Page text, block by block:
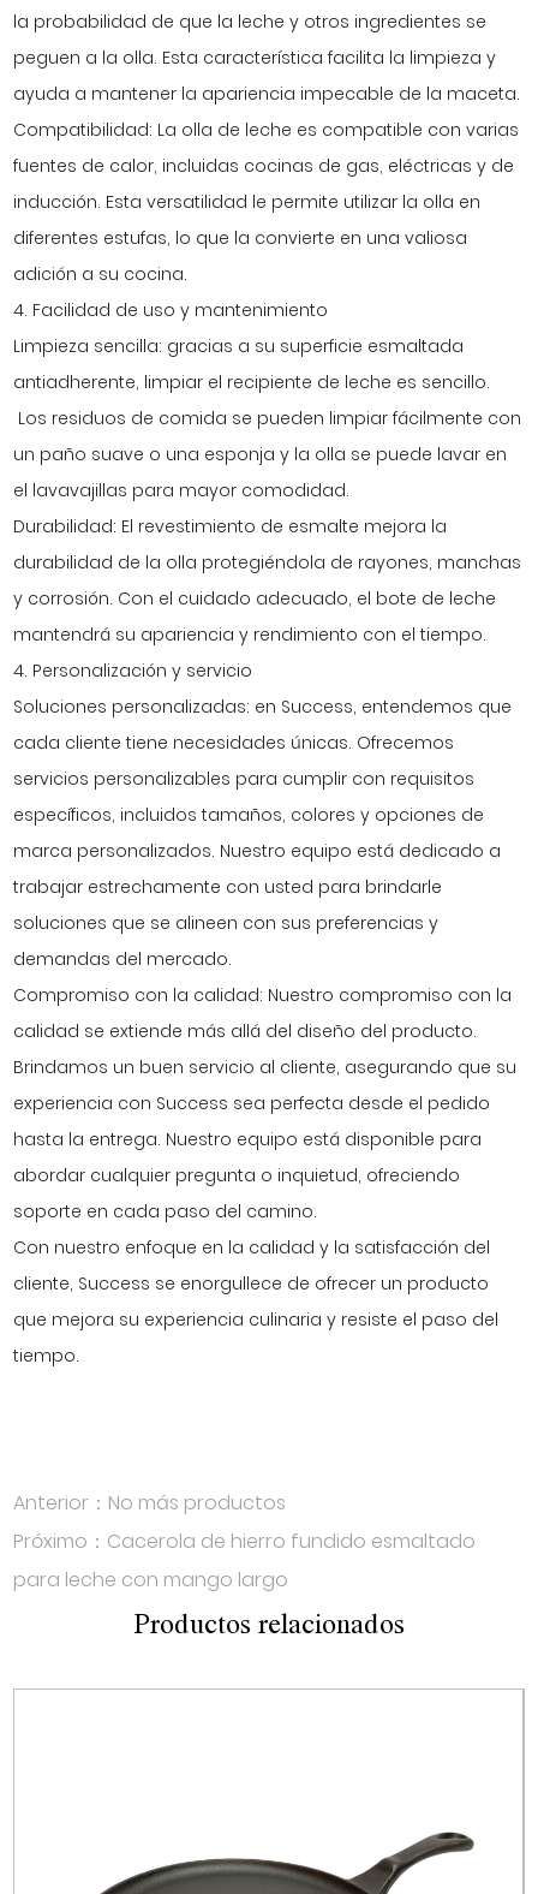
la probabilidad de que la leche y otros ingredientes se
peguen a la olla. Esta característica facilita la limpieza y
ayuda a mantener la apariencia impecable de la maceta.
Compatibilidad: La olla de leche es compatible con varias
fuentes de calor, incluidas cocinas de gas, eléctricas y de
inducción. Esta versatilidad le permite utilizar la olla en
diferentes estufas, lo que la convierte en una valiosa
adición a su cocina.
4. Facilidad de uso y mantenimiento
Limpieza sencilla: gracias a su superficie esmaltada
antiadherente, limpiar el recipiente de leche es sencillo.
Los residuos de comida se pueden limpiar fácilmente con
un paño suave o una esponja y la olla se puede lavar en
el lavavajillas para mayor comodidad.
Durabilidad: El revestimiento de esmalte mejora la
durabilidad de la olla protegiéndola de rayones, manchas
y corrosión. Con el cuidado adecuado, el bote de leche
mantendrá su apariencia y rendimiento con el tiempo.
4. Personalización y servicio
Soluciones personalizadas: en Success, entendemos que
cada cliente tiene necesidades únicas. Ofrecemos
servicios personalizables para cumplir con requisitos
específicos, incluidos tamaños, colores y opciones de
marca personalizados. Nuestro equipo está dedicado a
trabajar estrechamente con usted para brindarle
soluciones que se alineen con sus preferencias y
demandas del mercado.
Compromiso con la calidad: Nuestro compromiso con la
calidad se extiende más allá del diseño del producto.
Brindamos un buen servicio al cliente, asegurando que su
experiencia con Success sea perfecta desde el pedido
hasta la entrega. Nuestro equipo está disponible para
abordar cualquier pregunta o inquietud, ofreciendo
soporte en cada paso del camino.
Con nuestro enfoque en la calidad y la satisfacción del
cliente, Success se enorgullece de ofrecer un producto
que mejora su experiencia culinaria y resiste el paso del
tiempo.
Anterior：No más productos
Próximo：Cacerola de hierro fundido esmaltado
para leche con mango largo
Productos relacionados